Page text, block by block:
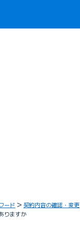
ード 契約内容の確認・変更
りますか